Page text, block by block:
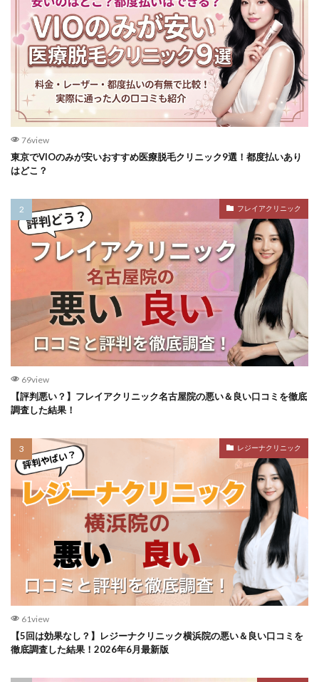
76view
東京でVIOのみが安いおすすめ医療脱毛クリニック9選！都度払いあり
はどこ？
フレイアクリニック
69view
【評判悪い？】フレイアクリニック名古屋院の悪い＆良い口コミを徹底
調査した結果！
レジーナクリニック
61view
【5回は効果なし？】レジーナクリニック横浜院の悪い＆良い口コミを
徹底調査した結果！2026年6月最新版